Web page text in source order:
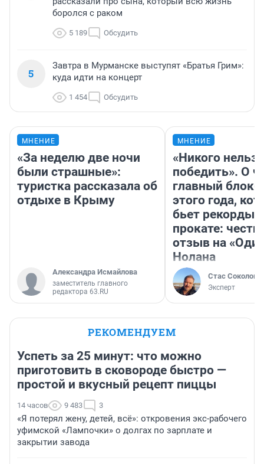
боролся с раком
5 189 Обсудить
5
Завтра в Мурманске выступят «Братья Грим»:
куда идти на концерт
1 454 Обсудить
МНЕНИЕ
«За неделю две ночи
были страшные»:
туристка рассказала об
отдыхе в Крыму
Александра Исмайлова
заместитель главного
редактора 63.RU
МНЕНИЕ
«Никого нельзя
победить». О
главный
этого года,
бьет рекорды в
прокате:
отзыв на
Нолана
Стас Соколов
Эксперт
РЕКОМЕНДУЕМ
Успеть за 25 минут: что можно
приготовить в сковороде быстро —
простой и вкусный рецепт пиццы
14 часов 9 483 3
«Я потерял жену, детей, всё»: откровения экс-рабочего
уфимской «Лампочки» о долгах по зарплате и
закрытии завода